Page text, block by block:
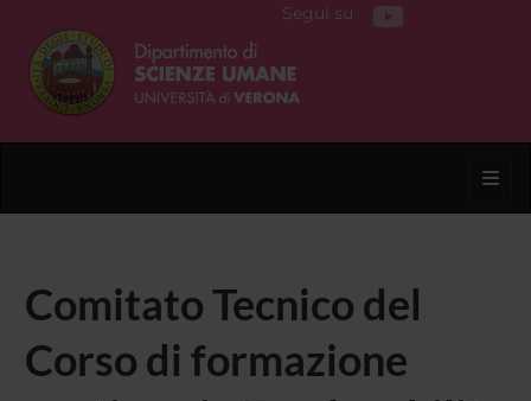
Segui su
Comitato Tecnico del
Corso di formazione